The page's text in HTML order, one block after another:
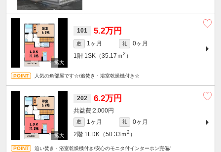
101 5.2万円
敷 1ヶ月 礼
0ヶ月
1階 1SK（35.17ｍ2 ）
人気の角部屋です☆/追焚き・浴室乾燥機付き☆
202 6.2万円
2,000円
敷 1ヶ月 礼
0ヶ月
2階 1LDK（50.33ｍ2 ）
追い焚き・浴室乾燥機付き/安心のモニタ付インターホン完備/